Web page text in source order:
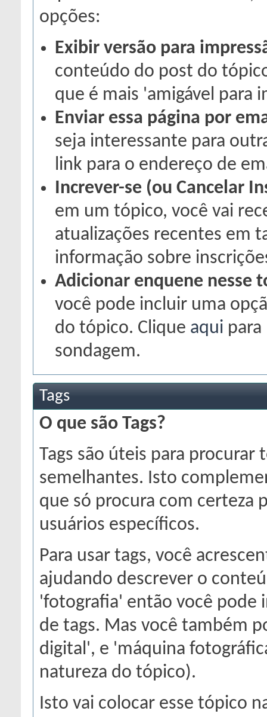
opções:
Exibir versão para
conteúdo do post do
que é mais 'amigável para
Enviar essa página por
seja interessante para
link para o endereço de
Increver-se (ou Cancelar
em um tópico, você vai
atualizações recentes em
informação sobre
Adicionar enquene nesse
você pode incluir uma
do tópico. Clique aqui
sondagem.
Tags
O que são Tags?
Tags são úteis para
semelhantes. Isto
que só procura com certeza
usuários específicos.
Para usar tags, você
ajudando descrever o
'fotografia' então você pode
de tags. Mas você também
digital', e 'máquina
natureza do tópico).
Isto vai colocar esse tópico